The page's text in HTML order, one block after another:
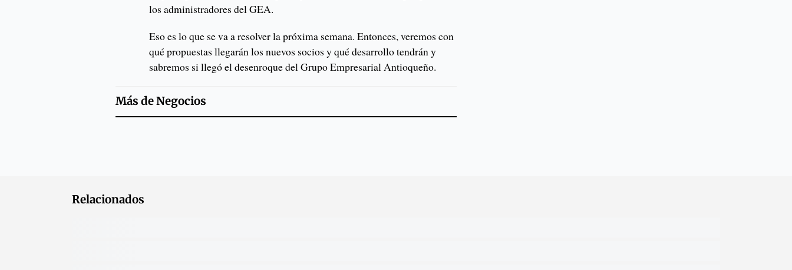
los administradores del GEA.
Eso es lo que se va a resolver la próxima semana. Entonces, veremos con
qué propuestas llegarán los nuevos socios y qué desarrollo tendrán y
sabremos si llegó el desenroque del Grupo Empresarial Antioqueño.
Más deNegocios
Relacionados